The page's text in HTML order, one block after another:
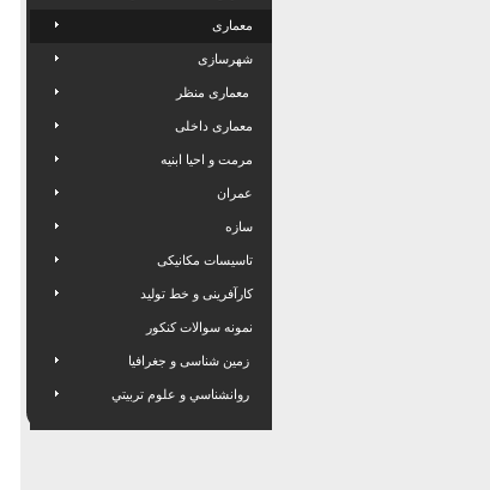
معماری
شهرسازی
معماری منظر
معماری داخلی
مرمت و احیا ابنیه
عمران
سازه
تاسیسات مکانیکی
کارآفرینی و خط تولید
نمونه سوالات کنکور
زمین شناسی و جغرافیا
روانشناسي و علوم تربيتي